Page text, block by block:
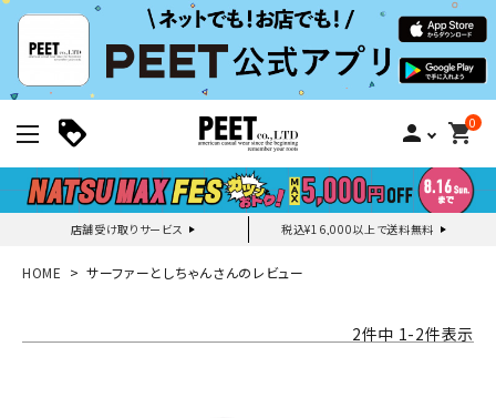
person 0
shopping_cart
店舗受け取りサービス 税込¥16,000以上で送料無料
新規会員登録｜ログイン
HOME サーファーとしちゃんさんのレビュー
2件中 1-2件表示